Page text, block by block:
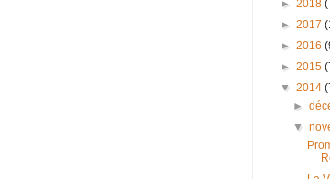
► 2018
► 2017
► 2016
► 2015
▼ 2014
►
▼